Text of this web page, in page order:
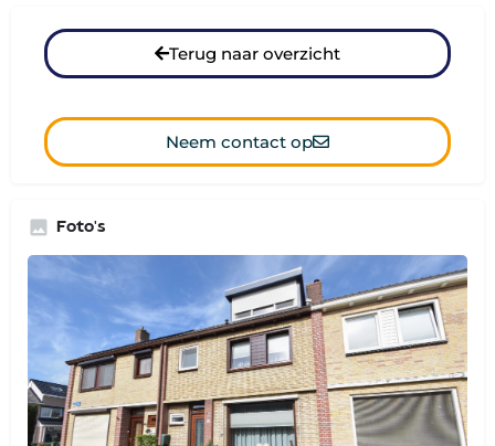
Terug naar overzicht
Neem contact op
Foto's